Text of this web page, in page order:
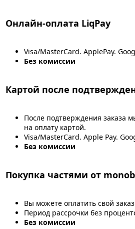
Онлайн-оплата LiqPay
Visa/MasterCard. ApplePay.
Без комиссии
Картой после
После подтверждения заказа
на оплату картой.
Visa/MasterCard. Apple Pay.
Без комиссии
Покупка частями от
Вы можете оплатить свой
Период рассрочки без
Без комиссии